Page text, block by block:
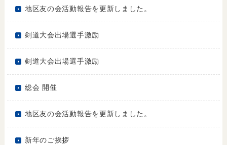
地区友の会活動報告を更新しました。
剣道大会出場選手激励
剣道大会出場選手激励
総会 開催
地区友の会活動報告を更新しました。
新年のご挨拶